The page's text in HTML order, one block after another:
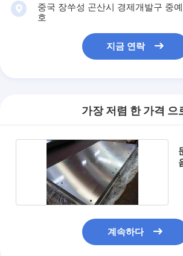
중국 장쑤성 곤산시 경제개발구 중
호
지금 연락
가장 저렴 한 가격 으
계속하다